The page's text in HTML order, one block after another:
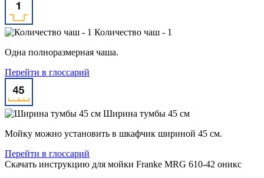
Количество чаш - 1
Одна полноразмерная чаша.
Перейти в глоссарий
Ширина тумбы 45 см
Мойку можно установить в шкафчик шириной 45 см.
Перейти в глоссарий
Скачать инструкцию для мойки Franke MRG 610-42 оникс